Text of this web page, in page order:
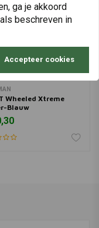
Wheeled Xtreme
Blauw
ga je akkoord
beschreven in
Accepteer cookies